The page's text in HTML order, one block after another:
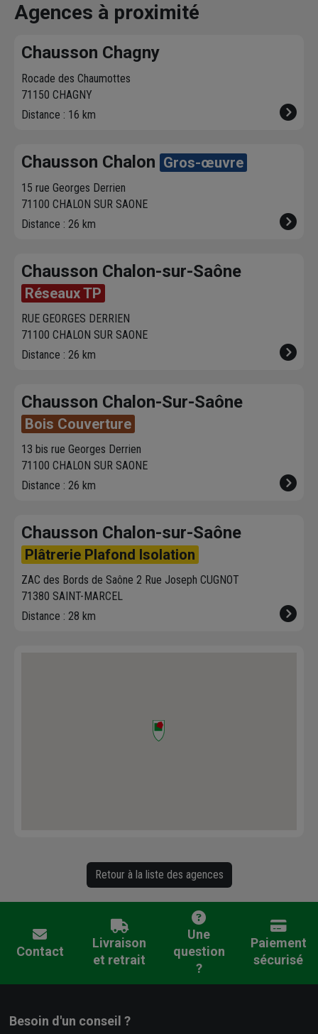
vous contacte pour
fixer le meilleur
livraison. Bonus :
Nous livrons jusqu'au
7ème étage.
dans votre agence
sur chausson.fr.
heure plus tard.
Agences à proximité
Chausson Chagny
Rocade des Chaumottes
71150 CHAGNY
Distance : 16 km
Chausson Chalon Gros-œuvre
15 rue Georges Derrien
71100 CHALON SUR SAONE
Distance : 26 km
Chausson Chalon-sur-Saône
Réseaux TP
RUE GEORGES DERRIEN
71100 CHALON SUR SAONE
Distance : 26 km
Chausson Chalon-Sur-Saône
Bois Couverture
13 bis rue Georges Derrien
71100 CHALON SUR SAONE
Distance : 26 km
Chausson Chalon-sur-Saône
Plâtrerie Plafond Isolation
ZAC des Bords de Saône 2 Rue Joseph CUGNOT
71380 SAINT-MARCEL
Distance : 28 km
Retour à la liste des agences
Contact
Livraison
et retrait
Une
question
?
Paiement
sécurisé
Besoin d'un conseil ?